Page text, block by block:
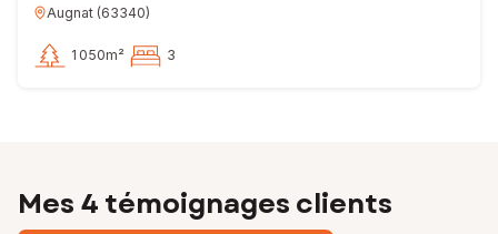
Augnat (63340)
1 050m² 3
Mes 4 témoignages clients